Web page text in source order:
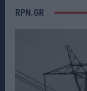
RPN.GR